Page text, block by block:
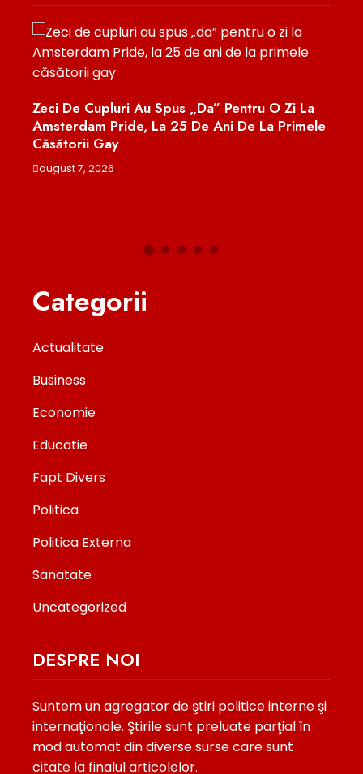
Zeci De Cupluri Au Spus „da” Pentru O Zi La
Amsterdam Pride, La 25 De Ani De La Primele
Căsătorii Gay
august 7, 2026
Categorii
Actualitate
Business
Economie
Educatie
Fapt Divers
Politica
Politica Externa
Sanatate
Uncategorized
DESPRE NOI
Suntem un agregator de ştiri politice interne şi
internaţionale. Ştirile sunt preluate parţial în
mod automat din diverse surse care sunt
citate la finalul articolelor.